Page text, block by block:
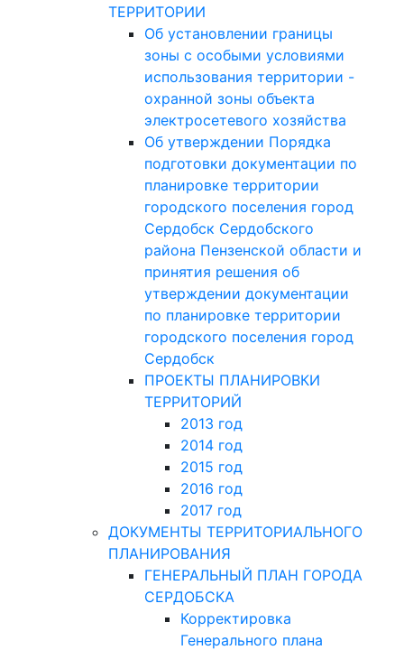
ТЕРРИТОРИИ
Об установлении границы
зоны с особыми условиями
использования территории -
охранной зоны объекта
электросетевого хозяйства
Об утверждении Порядка
подготовки документации по
планировке территории
городского поселения город
Сердобск Сердобского
района Пензенской области и
принятия решения об
утверждении документации
по планировке территории
городского поселения город
Сердобск
ПРОЕКТЫ ПЛАНИРОВКИ
ТЕРРИТОРИЙ
2013 год
2014 год
2015 год
2016 год
2017 год
ДОКУМЕНТЫ ТЕРРИТОРИАЛЬНОГО
ПЛАНИРОВАНИЯ
ГЕНЕРАЛЬНЫЙ ПЛАН ГОРОДА
СЕРДОБСКА
Корректировка
Генерального плана